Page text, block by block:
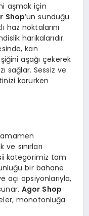
aşmak için
Shop’un sunduğu
haz noktalarını
harikalarıdır.
kan
aşağı çekerek
sağlar. Sessiz ve
korurken
sınırları
kategorimiz tam
bir bahane
açı opsiyonlarıyla,
Agor Shop
monotonluğa